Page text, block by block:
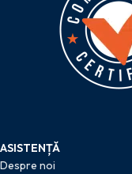
ASISTENȚĂ
Despre noi